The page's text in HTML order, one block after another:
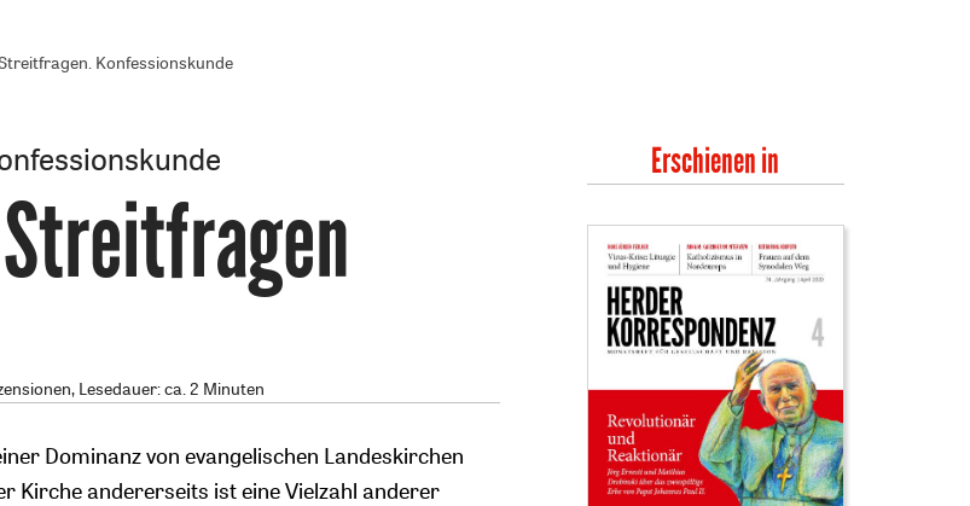
Konfessionskunde
:
Lesedauer: ca. 2 Minuten
Dominanz von evangelischen Landeskirchen
Kirche andererseits ist eine Vielzahl anderer
Erschienen in